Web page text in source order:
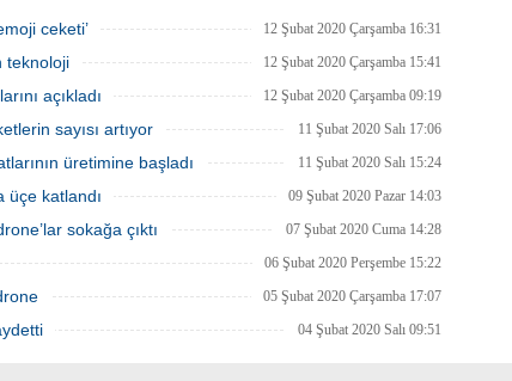
açıkladı.
için ilan verdi.
ceketi’ 12 Şubat 2020 Çarşamba 16:31
teknoloji 12 Şubat 2020 Çarşamba 15:41
açıkladı 12 Şubat 2020 Çarşamba 09:19
sayısı artıyor 11 Şubat 2020 Salı 17:06
üretimine başladı 11 Şubat 2020 Salı 15:24
üçe katlandı 09 Şubat 2020 Pazar 14:03
sokağa çıktı 07 Şubat 2020 Cuma 14:28
06 Şubat 2020 Perşembe 15:22
05 Şubat 2020 Çarşamba 17:07
04 Şubat 2020 Salı 09:51